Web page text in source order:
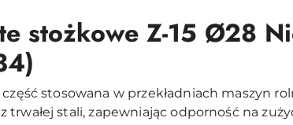
stożkowe Z-15 Ø28
stosowana w przekładniach maszyn
trwałej stali, zapewniając odporność na